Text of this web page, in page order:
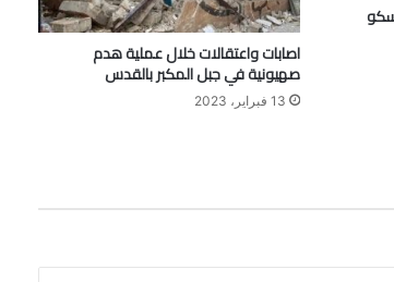
اصابات واعتقالات خلال عملية هدم
صهيونية في جبل المكبر بالقدس
13 فبراير، 2023